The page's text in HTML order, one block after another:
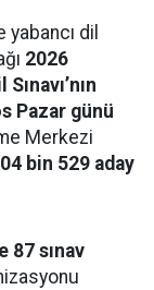
dil
2026
Pazar günü
Merkezi
bin 529 aday
87 sınav